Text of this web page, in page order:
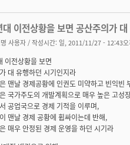
이전상황을 보면 공산주의가 대
사용자 / 작성시간: 일, 2011/11/27 - 12:43오
이전상황을 보면
대 유행하던 시기인지라
맨날 경제공황에 인권도 미약하고 빈익빈
국가주도의 개발계획으로 매우 높은 고성
공업국으로 경제 기적을 이루며,
맨날 경제 공황에 휩싸이는데 반해,
매우 안정된 경제 운영을 하던 시기라